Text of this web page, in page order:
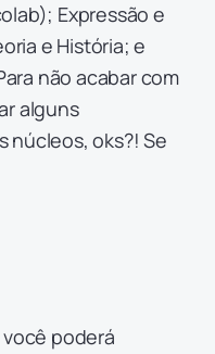
Expressão e
e História; e
não acabar com
alguns
núcleos, oks?! Se
poderá